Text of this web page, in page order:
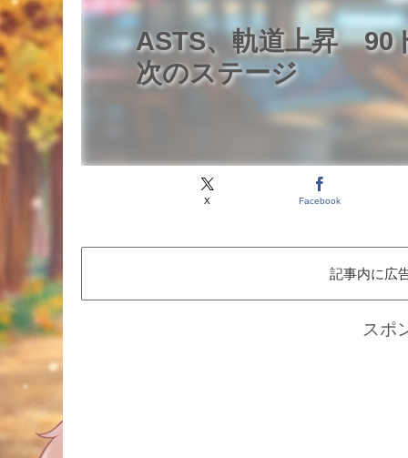
ASTS、軌道上昇 90
次のステージ
X Facebook
記事内に広
スポ